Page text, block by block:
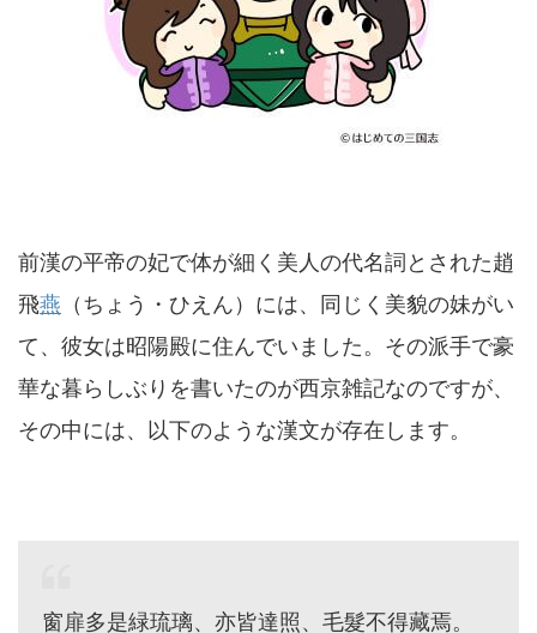
前漢の平帝の妃で体が細く美人の代名詞とされた趙
飛燕 （ちょう・ひえん）には、同じく美貌の妹がい
て、彼女は昭陽殿に住んでいました。その派手で豪
華な暮らしぶりを書いたのが西京雑記なのですが、
その中には、以下のような漢文が存在します。
窗扉多是緑琉璃、亦皆達照、毛髮不得藏焉。